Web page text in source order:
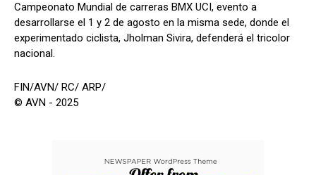
Campeonato Mundial de carreras BMX UCI, evento a
desarrollarse el 1 y 2 de agosto en la misma sede, donde el
experimentado ciclista, Jholman Sivira, defenderá el tricolor
nacional.
FIN/AVN/ RC/ ARP/
© AVN - 2025